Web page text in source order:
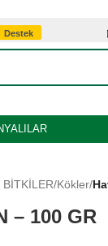
Destek
BİTKİLER/Kökler/
– 100 GR